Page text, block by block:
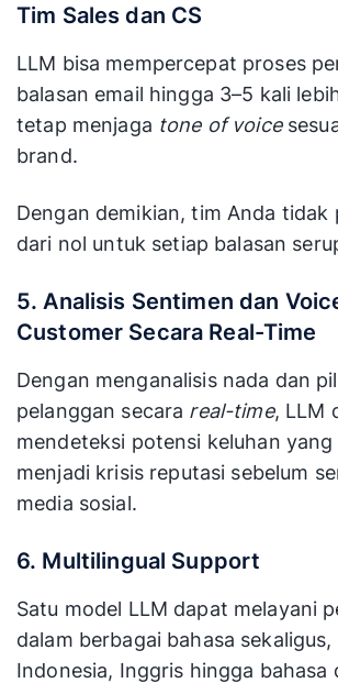
Tim Sales dan CS
LLM bisa mempercepat proses
balasan email hingga 3–5 kali
tetap menjaga tone of voice
brand.
Dengan demikian, tim Anda tidak
dari nol untuk setiap balasan
5. Analisis Sentimen dan
Customer Secara Real-Time
Dengan menganalisis nada dan
pelanggan secara real-time, LLM
mendeteksi potensi keluhan
menjadi krisis reputasi sebelum
media sosial.
6. Multilingual Support
Satu model LLM dapat melayani
dalam berbagai bahasa sekaligus,
Indonesia, Inggris hingga bahasa